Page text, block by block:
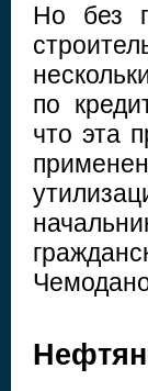
Но без
по
что эта